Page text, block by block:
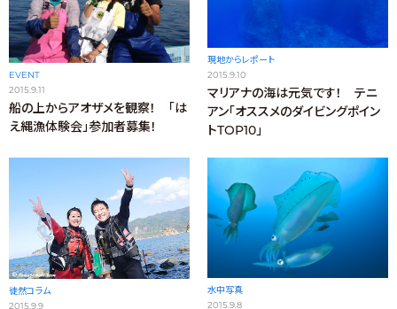
EVENT
2015.9.11
船の上からアオザメを観察！ 「は
え縄漁体験会」参加者募集！
現地からレポート
2015.9.10
マリアナの海は元気です！ テニ
アン「オススメのダイビングポイン
トTOP10」
徒然コラム
2015.9.9
水中写真
2015.9.8